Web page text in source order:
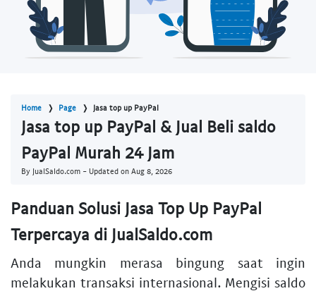
Home Page Jasa top up PayPal
Jasa top up PayPal & Jual Beli saldo
PayPal Murah 24 Jam
By JualSaldo.com - Updated on Aug 8, 2026
Panduan Solusi Jasa Top Up PayPal
Terpercaya di JualSaldo.com
Anda mungkin merasa bingung saat ingin
melakukan transaksi internasional. Mengisi saldo